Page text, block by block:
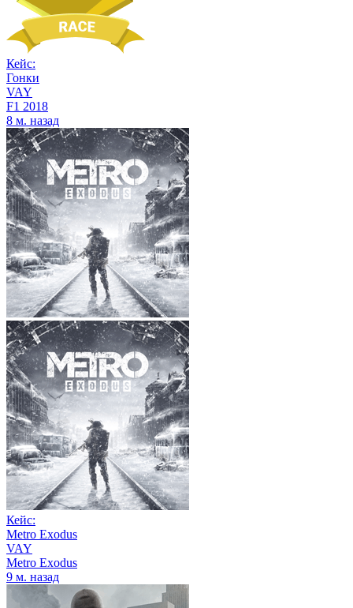
Кейс:
Гонки
VAY
F1 2018
8 м. назад
Кейс:
Metro Exodus
VAY
Metro Exodus
9 м. назад